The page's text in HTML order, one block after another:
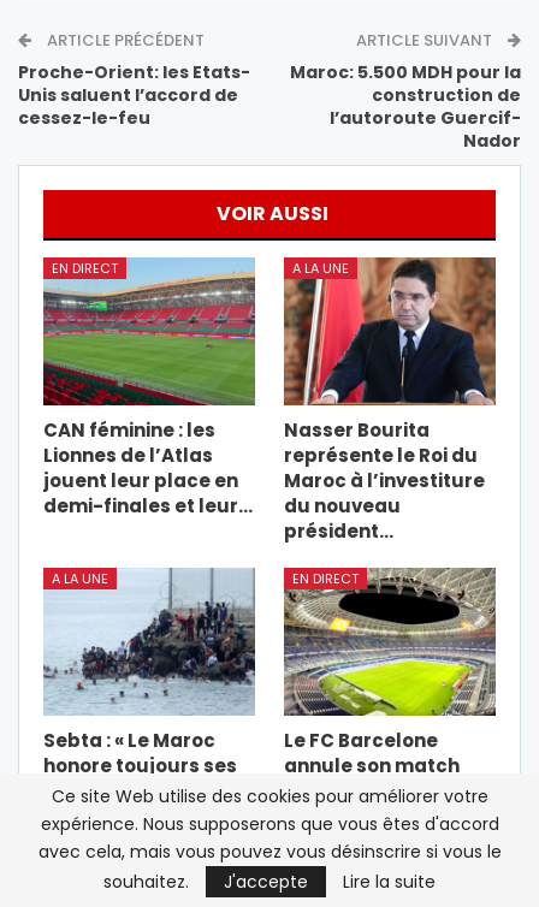
ARTICLE PRÉCÉDENT
Proche-Orient: les Etats-
Unis saluent l’accord de
cessez-le-feu
ARTICLE SUIVANT
Maroc: 5.500 MDH pour la
construction de
l’autoroute Guercif-
Nador
VOIR AUSSI
EN DIRECT
CAN féminine : les
Lionnes de l’Atlas
jouent leur place en
demi-finales et leur…
A LA UNE
Nasser Bourita
représente le Roi du
Maroc à l’investiture
du nouveau
président…
A LA UNE
Sebta : « Le Maroc
honore toujours ses
engagements »,
affirme une source
diplomatique…
EN DIRECT
Le FC Barcelone
annule son match
amical au Maroc
après la crise
migratoire à Sebta
PRÉCÉDENT SUIVANT
Ce site Web utilise des cookies pour améliorer votre
expérience. Nous supposerons que vous êtes d'accord
avec cela, mais vous pouvez vous désinscrire si vous le
souhaitez.
J'accepte Lire la suite